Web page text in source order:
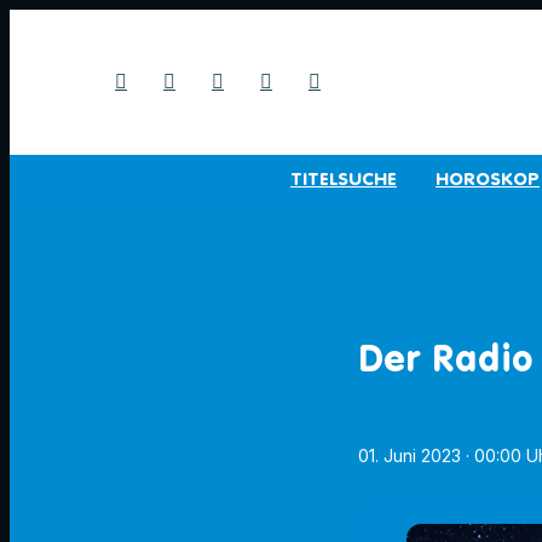
TITELSUCHE HOROSKOP
Der
01. Juni 2023 · 00:00